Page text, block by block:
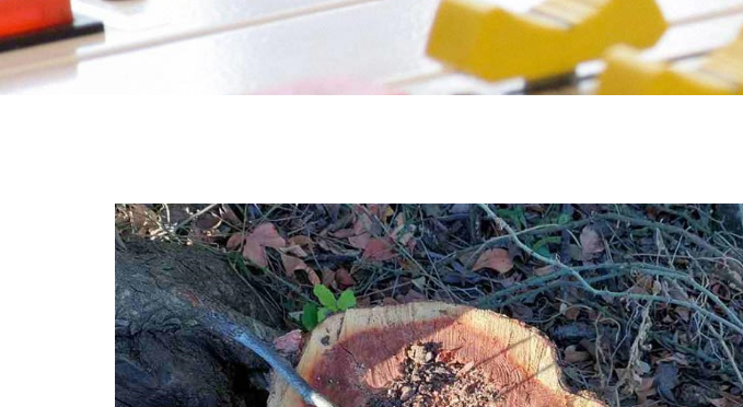
Links
Ποιοι είμαστε